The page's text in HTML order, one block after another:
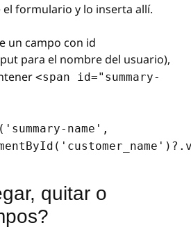
el formulario y lo inserta allí.
un campo con id
para el nombre del usuario),
<span id="summary-
name',
quitar o